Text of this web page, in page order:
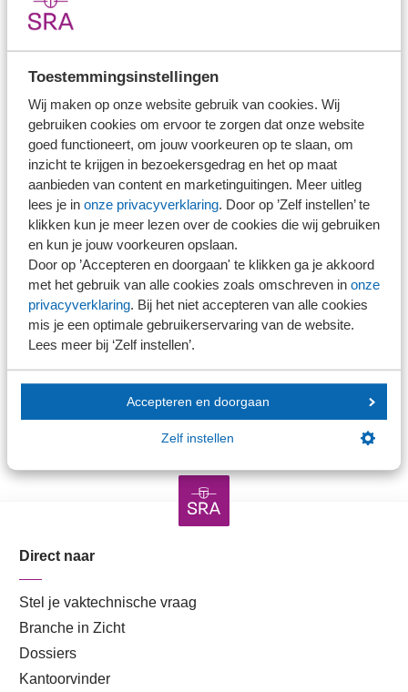
Toestemmingsinstellingen
Wij maken op onze website gebruik van cookies. Wij
gebruiken cookies om ervoor te zorgen dat onze website
goed functioneert, om jouw voorkeuren op te slaan, om
inzicht te krijgen in bezoekersgedrag en het op maat
aanbieden van content en marketinguitingen. Meer uitleg
lees je in onze privacyverklaring. Door op ’Zelf instellen’ te
klikken kun je meer lezen over de cookies die wij gebruiken
en kun je jouw voorkeuren opslaan.
Door op ’Accepteren en doorgaan' te klikken ga je akkoord
met het gebruik van alle cookies zoals omschreven in onze
privacyverklaring. Bij het niet accepteren van alle cookies
mis je een optimale gebruikerservaring van de website.
Lees meer bij ‘Zelf instellen’.
Accepteren en doorgaan
Zelf instellen
aan de weerbaarheid en toekomstbestendigheid van
Daarbij maken mensen het verschil. Instroom,
ontwikkeling en behoud van professionals vragen om
gezamenlijke aandacht. In deze tijd is samenwerking
daarom belangrijker dan ooit. Juist door samen op te
trekken en gebruik te maken van onze collectieve kracht
maken we het verschil. Dat past bij onze slogan: kwaliteit
die verbindt.
Dank voor jullie vertrouwen, betrokkenheid en dagelijkse
inzet. Samen bouwen we verder aan een sterke
vereniging en een toekomstbestendig mkb.
Direct naar
Stel je vaktechnische vraag
Branche in Zicht
Dossiers
Kantoorvinder